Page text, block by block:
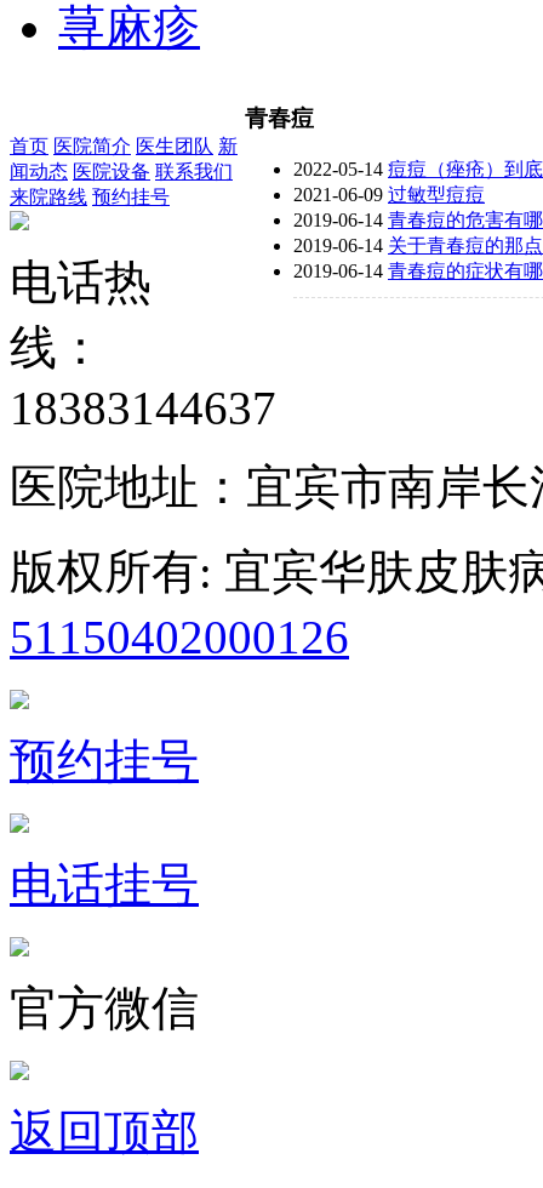
荨麻疹
青春痘
2022-05-14 痘痘（痤疮）到
2021-06-09 过敏型痘痘
2019-06-14 青春痘的危害有
2019-06-14 关于青春痘的那
2019-06-14 青春痘的症状有
首页 医院简介 医生团队 新
闻动态 医院设备 联系我们
来院路线 预约挂号
电话热
线：
18383144637
医院地址：宜宾市南岸
版权所有: 宜宾华肤皮肤
51150402000126
预约挂号
电话挂号
官方微信
返回顶部